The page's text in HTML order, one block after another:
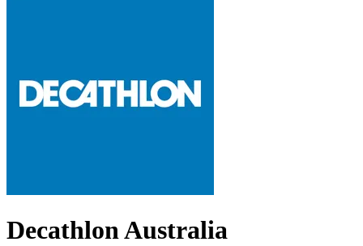
Decathlon Australia